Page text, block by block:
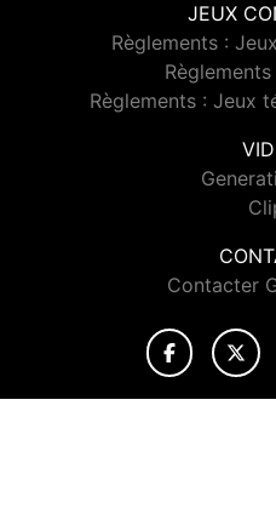
JEUX
Règlements :
Règlements : Jeux
Contacter